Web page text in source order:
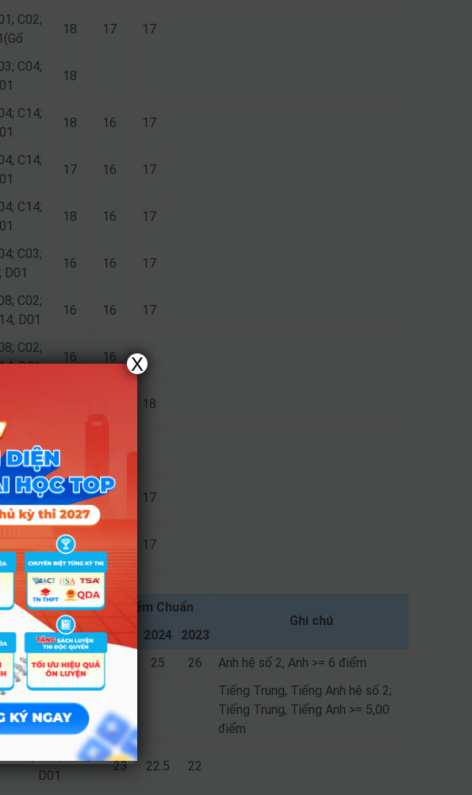
C02;
18 17 17
C04;
18
C14;
18 16 17
C14;
17 16 17
C14;
18 16 17
C03;
D01
16 16 17
C02;
D01
16 16 17
C02;
D01
16 16
18
C03;
D01
C03;
D01
16 16 17
C04;
D01
16 17
Tổ hợp
Điểm Chuẩn
Ghi chú
2025
2024
2023
D01; D14; D15 25 26 Anh hệ số 2, Anh >= 6 điểm
D01; D04; D14;
D15
27.2
Tiếng Trung, Tiếng Anh hệ số 2;
Tiếng Trung, Tiếng Anh >= 5,00
điểm
A00; A01; C01;
D01
23 22.5 22
X